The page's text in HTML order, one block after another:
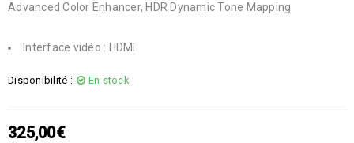
Advanced Color Enhancer, HDR Dynamic Tone Mapping
Interface vidéo : HDMI
Disponibilité : En stock
325,00€